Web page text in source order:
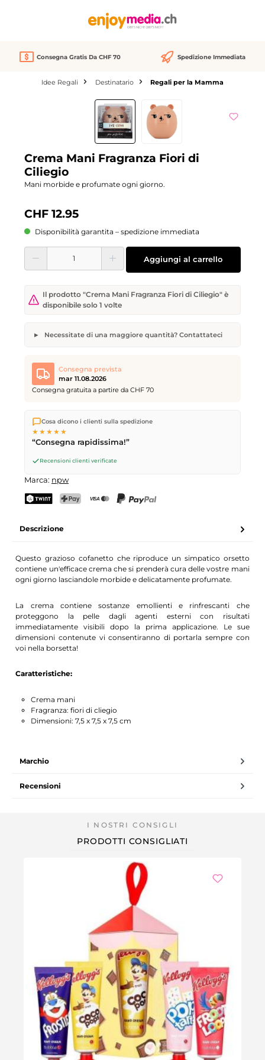
Consegna Gratis Da CHF 70 Spedizione Immediata
Idee Regali Destinatario Regali per la Mamma
Salta la galleria di immagini
Crema Mani Fragranza Fiori di
Ciliegio
Mani morbide e profumate ogni giorno.
CHF 12.95
Disponibilità garantita – spedizione immediata
Quantità del prodotto: inserisci la quantità desiderata o usa i pulsanti per
Aggiungi al carrello
Il prodotto "Crema Mani Fragranza Fiori di Ciliegio" è
disponibile solo 1 volte
Necessitate di una maggiore quantità? Contattateci
Quantità desiderata
Il vostro nome Indirizzo e-mail
Invia richiesta
Consegna prevista
mar 11.08.2026
Consegna gratuita a partire da CHF 70
Spediamo direttamente dal nostro magazzino a Kriens, in
Svizzera.Consegna gratuitaa partire da
effettuati entro le
giorno lavorativo successivo
Cosa dicono i clienti sulla spedizione
★★★★★
“Consegna rapidissima!”
Recensioni clienti verificate
Marca: npw
Descrizione
Questo grazioso cofanetto che riproduce un simpatico orsetto
contiene un'efficace crema che si prenderà cura delle vostre mani
ogni giorno lasciandole morbide e delicatamente profumate.
La crema contiene sostanze emollienti e rinfrescanti che
proteggono la pelle dagli agenti esterni con risultati
immediatamente visibili dopo la prima applicazione. Le sue
dimensioni contenute vi consentiranno di portarla sempre con
voi nella borsetta!
Caratteristiche:
Crema mani
Fragranza: fiori di cliegio
Dimensioni: 7,5 x 7,5 x 7,5 cm
Marchio
Recensioni
PRODOTTI CONSIGLIATI